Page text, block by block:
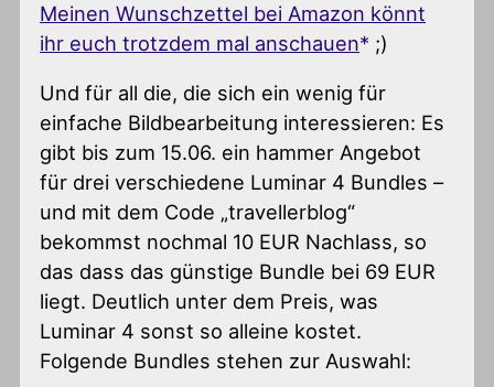
Meinen Wunschzettel bei Amazon könnt
ihr euch trotzdem mal anschauen
;)
Und für all die, die sich ein wenig für
einfache Bildbearbeitung interessieren: Es
gibt bis zum 15.06. ein hammer Angebot
für drei verschiedene Luminar 4 Bundles –
und mit dem Code „travellerblog“
bekommst nochmal 10 EUR Nachlass, so
das dass das günstige Bundle bei 69 EUR
liegt. Deutlich unter dem Preis, was
Luminar 4 sonst so alleine kostet.
Folgende Bundles stehen zur Auswahl: